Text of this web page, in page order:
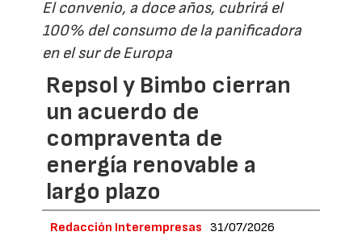
El convenio, a doce años, cubrirá el
100% del consumo de la panificadora
en el sur de Europa
Repsol y Bimbo cierran
un acuerdo de
compraventa de
energía renovable a
largo plazo
Redacción Interempresas 31/07/2026